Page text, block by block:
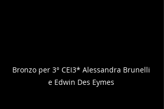
Bronzo per 3° CEI3* Alessandra Brunelli
e Edwin Des Eymes